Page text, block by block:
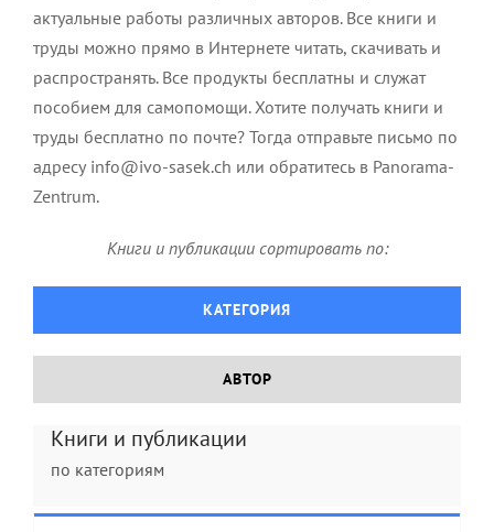
актуальные работы различных авторов. Все книги и
труды можно прямо в Интернете читать, скачивать и
распространять. Все продукты бесплатны и служат
пособием для самопомощи. Хотите получать книги и
труды бесплатно по почте? Тогда отправьте письмо по
адресу info@ivo-sasek.ch или обратитесь в Panorama-
Zentrum.
Книги и публикации сортировать по:
КАТЕГОРИЯ
АВТОР
Книги и публикации
по категориям
Buch: Krieg in Gerechtigkeit